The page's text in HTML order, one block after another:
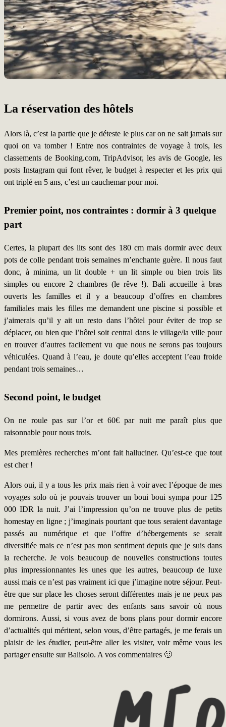
La réservation des hôtels
Alors là, c’est la partie que je déteste le plus car on ne sait jamais sur
quoi on va tomber ! Entre nos contraintes de voyage à trois, les
classements de Booking.com, TripAdvisor, les avis de Google, les
posts Instagram qui font rêver, le budget à respecter et les prix qui
ont triplé en 5 ans, c’est un cauchemar pour moi.
Premier point, nos contraintes : dormir à 3 quelque
part
Certes, la plupart des lits sont des 180 cm mais dormir avec deux
pots de colle pendant trois semaines m’enchante guère. Il nous faut
donc, à minima, un lit double + un lit simple ou bien trois lits
simples ou encore 2 chambres (le rêve !). Bali accueille à bras
ouverts les familles et il y a beaucoup d’offres en chambres
familiales mais les filles me demandent une piscine si possible et
j’aimerais qu’il y ait un resto dans l’hôtel pour éviter de trop se
déplacer, ou bien que l’hôtel soit central dans le village/la ville pour
en trouver d’autres facilement vu que nous ne serons pas toujours
véhiculées. Quand à l’eau, je doute qu’elles acceptent l’eau froide
pendant trois semaines…
Second point, le budget
On ne roule pas sur l’or et 60€ par nuit me paraît plus que
raisonnable pour nous trois.
Mes premières recherches m’ont fait halluciner. Qu’est-ce que tout
est cher !
Alors oui, il y a tous les prix mais rien à voir avec l’époque de mes
voyages solo où je pouvais trouver un boui boui sympa pour 125
000 IDR la nuit. J’ai l’impression qu’on ne trouve plus de petits
homestay en ligne ; j’imaginais pourtant que tous seraient davantage
passés au numérique et que l’offre d’hébergements se serait
diversifiée mais ce n’est pas mon sentiment depuis que je suis dans
la recherche. Je vois beaucoup de nouvelles constructions toutes
plus impressionnantes les unes que les autres, beaucoup de luxe
aussi mais ce n’est pas vraiment ici que j’imagine notre séjour. Peut-
être que sur place les choses seront différentes mais je ne peux pas
me permettre de partir avec des enfants sans savoir où nous
dormirons. Aussi, si vous avez de bons plans pour dormir encore
d’actualités qui méritent, selon vous, d’être partagés, je me ferais un
plaisir de les étudier, peut-être aller les visiter, voir même vous les
partager ensuite sur Balisolo. A vos commentaires 🙂